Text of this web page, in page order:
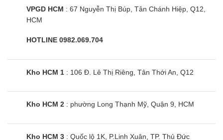
lập tức thì bạn không cần quá lo lắng. Máy điều
hoà V13API1 sẽ tự động ghi nhớ lại các cài đặt
lúc đó, khi có điện máy sẽ hoạt động với cài đặt
Điều khiển điều hòa V13API1 bằng điện
Chiếc điều hoà V13API1 Inverter kết nối wifi, bạn
VPGD HCM : 67 Nguyễn Thị Búp, Tân Chánh Hiệp, Q12,
HCM
HOTLINE 0982.069.704
Kho HCM 1 : 106 Đ. Lê Thị Riêng, Tân Thới An, Q12
Kho HCM 2 : phường Long Thạnh Mỹ, Quận 9, HCM
Kho HCM 3 : Quốc lộ 1K, P.Linh Xuân, TP. Thủ Đức